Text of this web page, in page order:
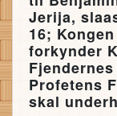
Jerija,
16;
forkynder
Profetens
skal